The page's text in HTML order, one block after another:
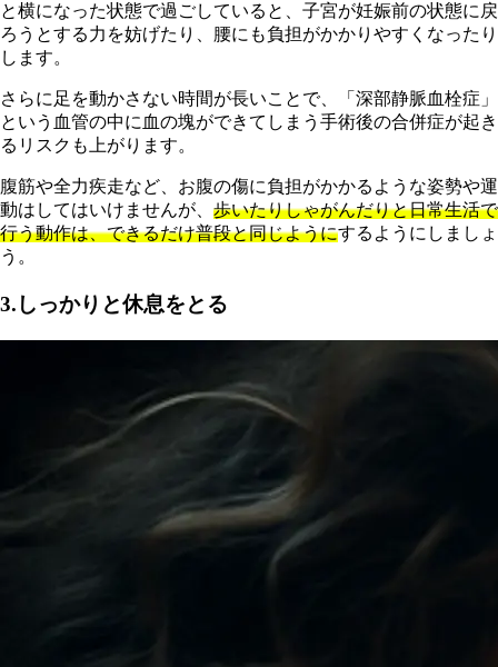
と横になった状態で過ごしていると、子宮が妊娠前の状態に戻
ろうとする力を妨げたり、腰にも負担がかかりやすくなったり
します。
さらに足を動かさない時間が長いことで、「深部静脈血栓症」
という血管の中に血の塊ができてしまう手術後の合併症が起き
るリスクも上がります。
腹筋や全力疾走など、お腹の傷に負担がかかるような姿勢や運
動はしてはいけませんが、 歩いたりしゃがんだりと日常生活で
行う動作は、できるだけ普段と同じようにするようにしましょ
う。
3.しっかりと休息をとる